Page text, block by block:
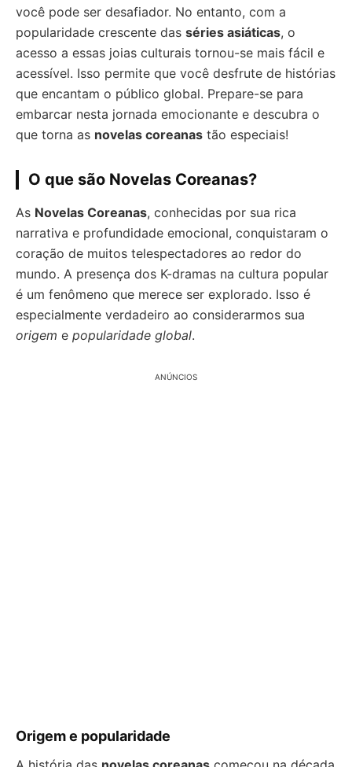
você pode ser desafiador. No entanto, com a
popularidade crescente das séries asiáticas, o
acesso a essas joias culturais tornou-se mais fácil e
acessível. Isso permite que você desfrute de histórias
que encantam o público global. Prepare-se para
embarcar nesta jornada emocionante e descubra o
que torna as novelas coreanas tão especiais!
O que são Novelas Coreanas?
As Novelas Coreanas, conhecidas por sua rica
narrativa e profundidade emocional, conquistaram o
coração de muitos telespectadores ao redor do
mundo. A presença dos K-dramas na cultura popular
é um fenômeno que merece ser explorado. Isso é
especialmente verdadeiro ao considerarmos sua
origem e popularidade global.
ANÚNCIOS
Origem e popularidade